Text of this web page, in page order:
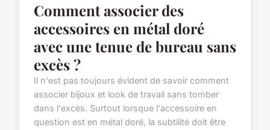
Comment associer des
accessoires en métal doré
avec une tenue de bureau sans
excès ?
Il n'est pas toujours évident de savoir comment
associer bijoux et look de travail sans tomber
dans l'excès. Surtout lorsque l'accessoire en
question est en métal doré, la subtilité doit être